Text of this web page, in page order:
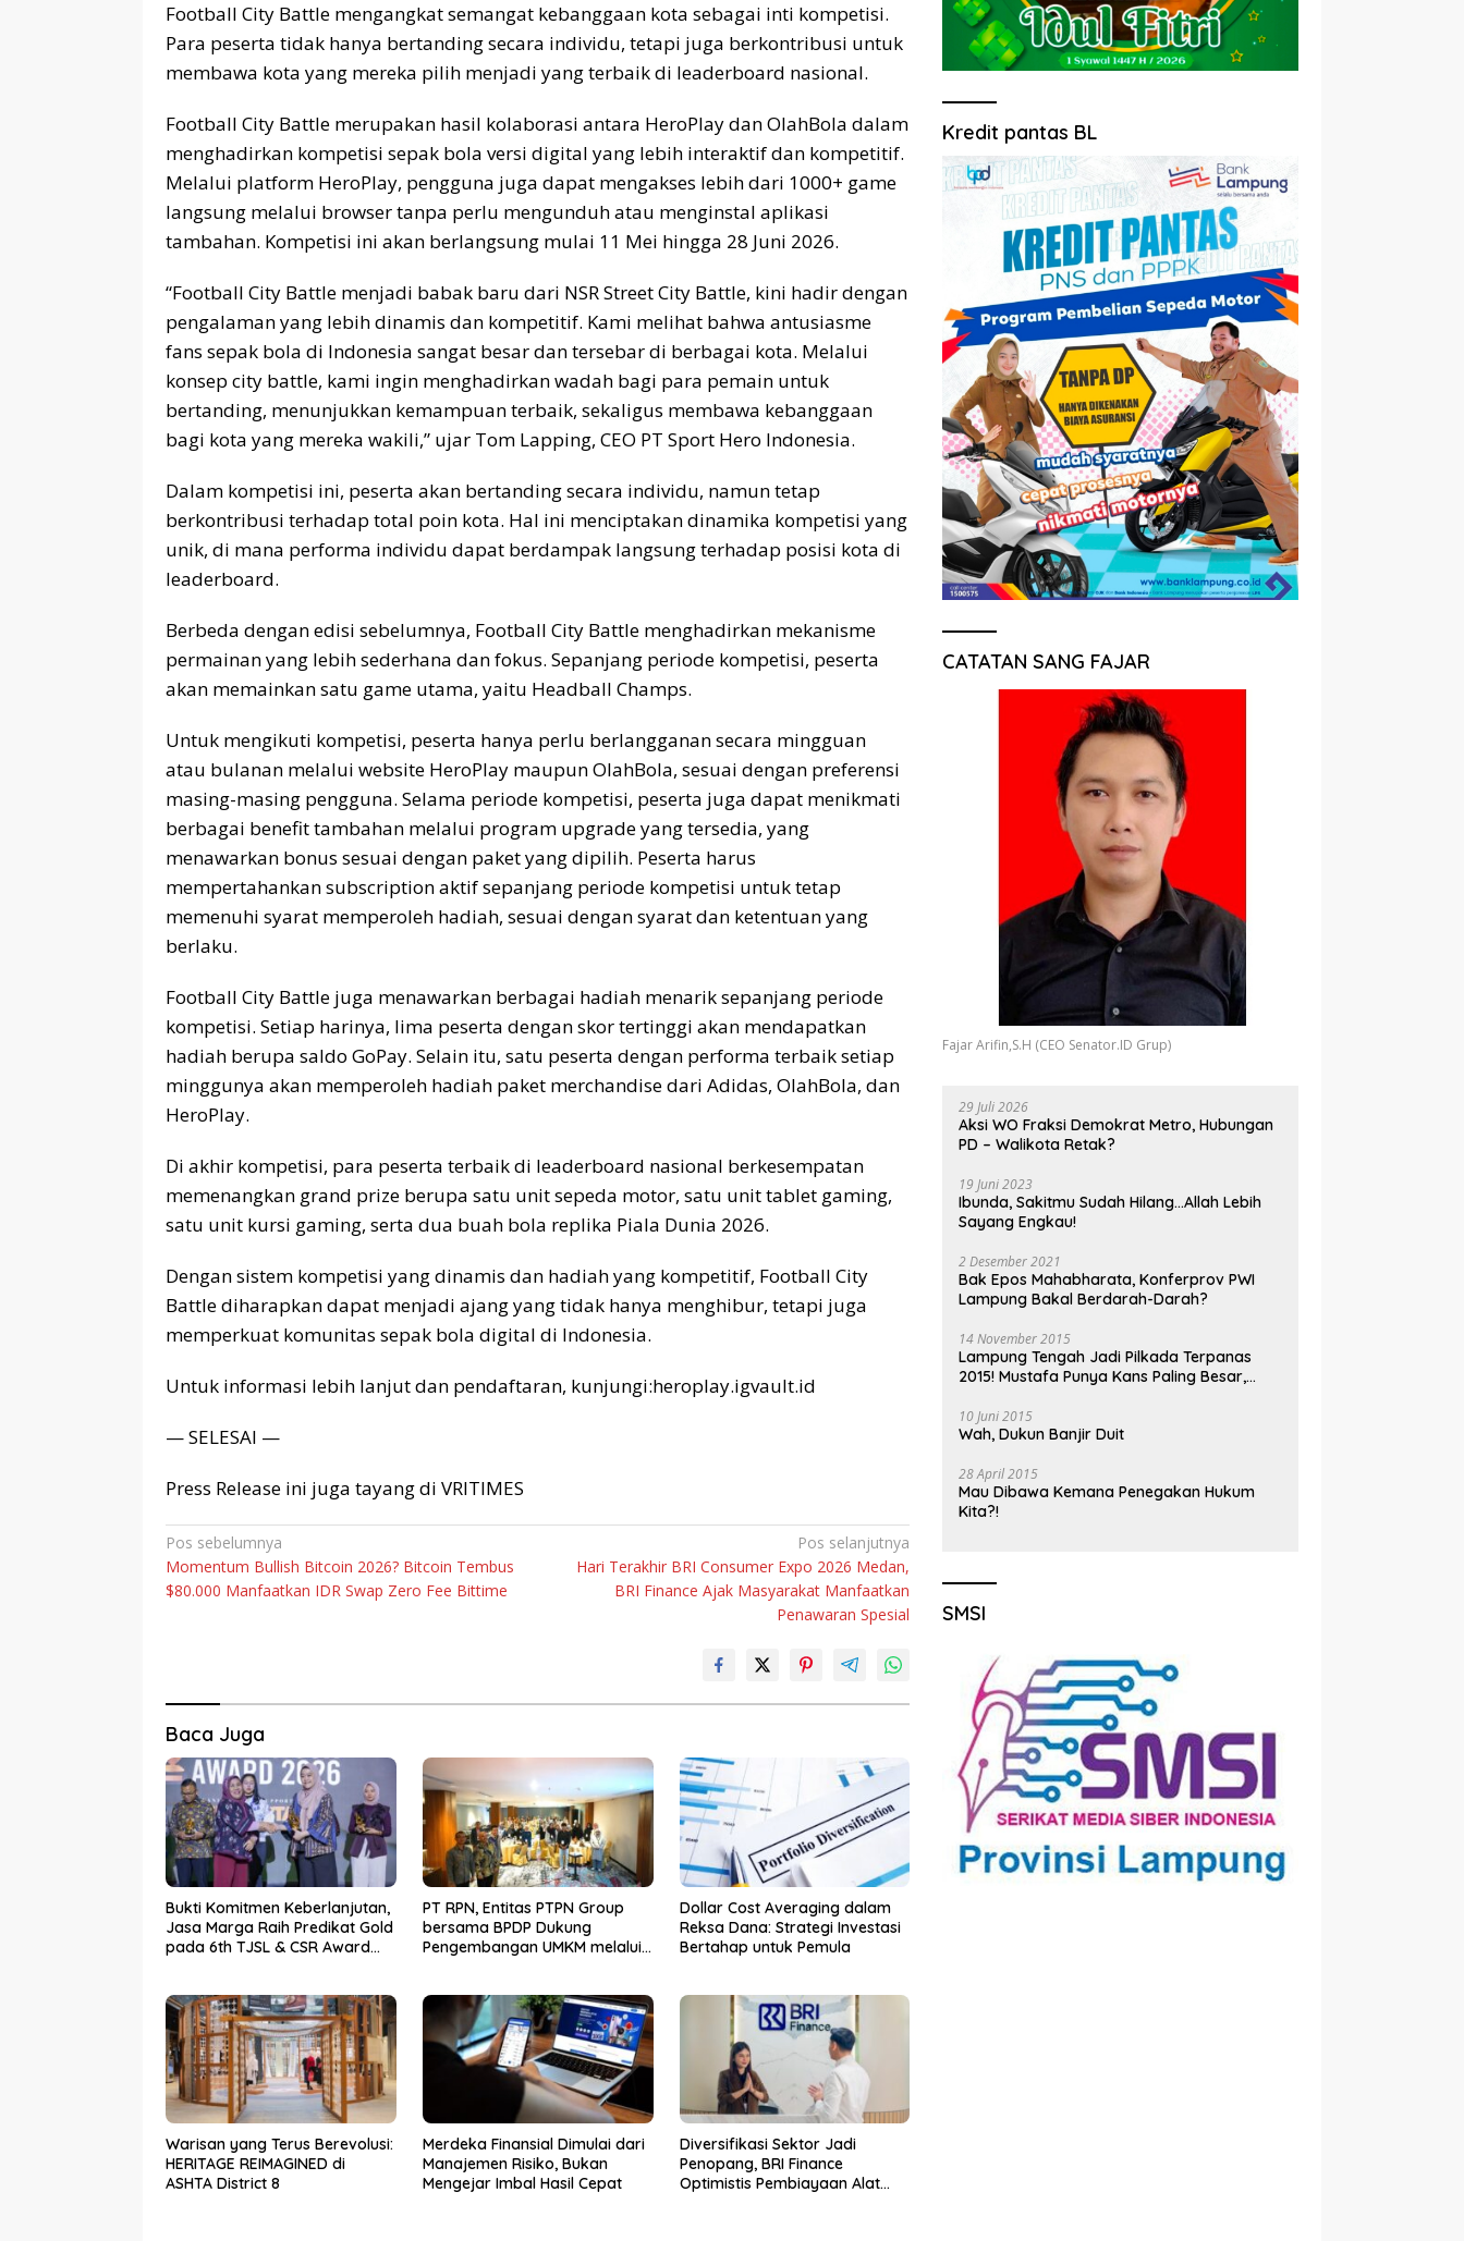
Football City Battle mengangkat semangat kebanggaan kota sebagai inti kompetisi.
Para peserta tidak hanya bertanding secara individu, tetapi juga berkontribusi untuk
membawa kota yang mereka pilih menjadi yang terbaik di leaderboard nasional.
Football City Battle merupakan hasil kolaborasi antara HeroPlay dan OlahBola dalam
menghadirkan kompetisi sepak bola versi digital yang lebih interaktif dan kompetitif.
Melalui platform HeroPlay, pengguna juga dapat mengakses lebih dari 1000+ game
langsung melalui browser tanpa perlu mengunduh atau menginstal aplikasi
tambahan. Kompetisi ini akan berlangsung mulai 11 Mei hingga 28 Juni 2026.
“Football City Battle menjadi babak baru dari NSR Street City Battle, kini hadir dengan
pengalaman yang lebih dinamis dan kompetitif. Kami melihat bahwa antusiasme
fans sepak bola di Indonesia sangat besar dan tersebar di berbagai kota. Melalui
konsep city battle, kami ingin menghadirkan wadah bagi para pemain untuk
bertanding, menunjukkan kemampuan terbaik, sekaligus membawa kebanggaan
bagi kota yang mereka wakili,” ujar Tom Lapping, CEO PT Sport Hero Indonesia.
Dalam kompetisi ini, peserta akan bertanding secara individu, namun tetap
berkontribusi terhadap total poin kota. Hal ini menciptakan dinamika kompetisi yang
unik, di mana performa individu dapat berdampak langsung terhadap posisi kota di
leaderboard.
Berbeda dengan edisi sebelumnya, Football City Battle menghadirkan mekanisme
permainan yang lebih sederhana dan fokus. Sepanjang periode kompetisi, peserta
akan memainkan satu game utama, yaitu Headball Champs.
Untuk mengikuti kompetisi, peserta hanya perlu berlangganan secara mingguan
atau bulanan melalui website HeroPlay maupun OlahBola, sesuai dengan preferensi
masing-masing pengguna. Selama periode kompetisi, peserta juga dapat menikmati
berbagai benefit tambahan melalui program upgrade yang tersedia, yang
menawarkan bonus sesuai dengan paket yang dipilih. Peserta harus
mempertahankan subscription aktif sepanjang periode kompetisi untuk tetap
memenuhi syarat memperoleh hadiah, sesuai dengan syarat dan ketentuan yang
berlaku.
Football City Battle juga menawarkan berbagai hadiah menarik sepanjang periode
kompetisi. Setiap harinya, lima peserta dengan skor tertinggi akan mendapatkan
hadiah berupa saldo GoPay. Selain itu, satu peserta dengan performa terbaik setiap
minggunya akan memperoleh hadiah paket merchandise dari Adidas, OlahBola, dan
HeroPlay.
Di akhir kompetisi, para peserta terbaik di leaderboard nasional berkesempatan
memenangkan grand prize berupa satu unit sepeda motor, satu unit tablet gaming,
satu unit kursi gaming, serta dua buah bola replika Piala Dunia 2026.
Dengan sistem kompetisi yang dinamis dan hadiah yang kompetitif, Football City
Battle diharapkan dapat menjadi ajang yang tidak hanya menghibur, tetapi juga
memperkuat komunitas sepak bola digital di Indonesia.
Untuk informasi lebih lanjut dan pendaftaran, kunjungi:heroplay.igvault.id
— SELESAI —
Press Release ini juga tayang di VRITIMES
Navigasi
pos
Pos sebelumnya
Momentum Bullish Bitcoin 2026? Bitcoin Tembus
$80.000 Manfaatkan IDR Swap Zero Fee Bittime
Pos selanjutnya
Hari Terakhir BRI Consumer Expo 2026 Medan,
BRI Finance Ajak Masyarakat Manfaatkan
Penawaran Spesial
Baca Juga
Bukti Komitmen Keberlanjutan,
Jasa Marga Raih Predikat Gold
pada 6th TJSL & CSR Award
PT RPN, Entitas PTPN Group
bersama BPDP Dukung
Pengembangan UMKM melalui
Dollar Cost Averaging dalam
Reksa Dana: Strategi Investasi
Bertahap untuk Pemula
Warisan yang Terus Berevolusi:
HERITAGE REIMAGINED di
ASHTA District 8
Merdeka Finansial Dimulai dari
Manajemen Risiko, Bukan
Mengejar Imbal Hasil Cepat
Diversifikasi Sektor Jadi
Penopang, BRI Finance
Optimistis Pembiayaan Alat
Kredit pantas BL
CATATAN SANG FAJAR
Fajar Arifin,S.H (CEO Senator.ID Grup)
29 Juli 2026
Aksi WO Fraksi Demokrat Metro, Hubungan
PD – Walikota Retak?
19 Juni 2023
Ibunda, Sakitmu Sudah Hilang…Allah Lebih
Sayang Engkau!
2 Desember 2021
Bak Epos Mahabharata, Konferprov PWI
Lampung Bakal Berdarah-Darah?
14 November 2015
Lampung Tengah Jadi Pilkada Terpanas
2015! Mustafa Punya Kans Paling Besar,
10 Juni 2015
Wah, Dukun Banjir Duit
28 April 2015
Mau Dibawa Kemana Penegakan Hukum
Kita?!
SMSI